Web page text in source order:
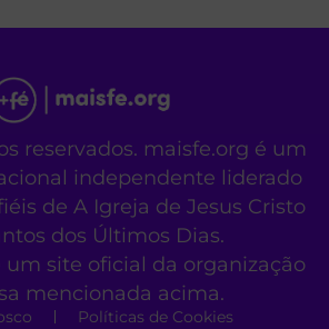
reservados. maisfe.org é um
independente liderado
de A Igreja de Jesus Cristo
dos Últimos Dias.
um site oficial da organização
mencionada acima.
Políticas de Cookies